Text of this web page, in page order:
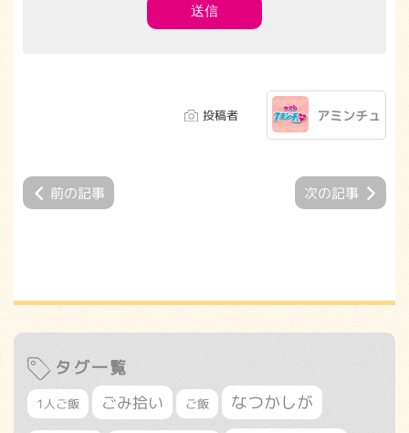
投稿者 アミンチュ
前の記事 次の記事
タグ一覧
1人ご飯 ごみ拾い ご飯 なつかしが